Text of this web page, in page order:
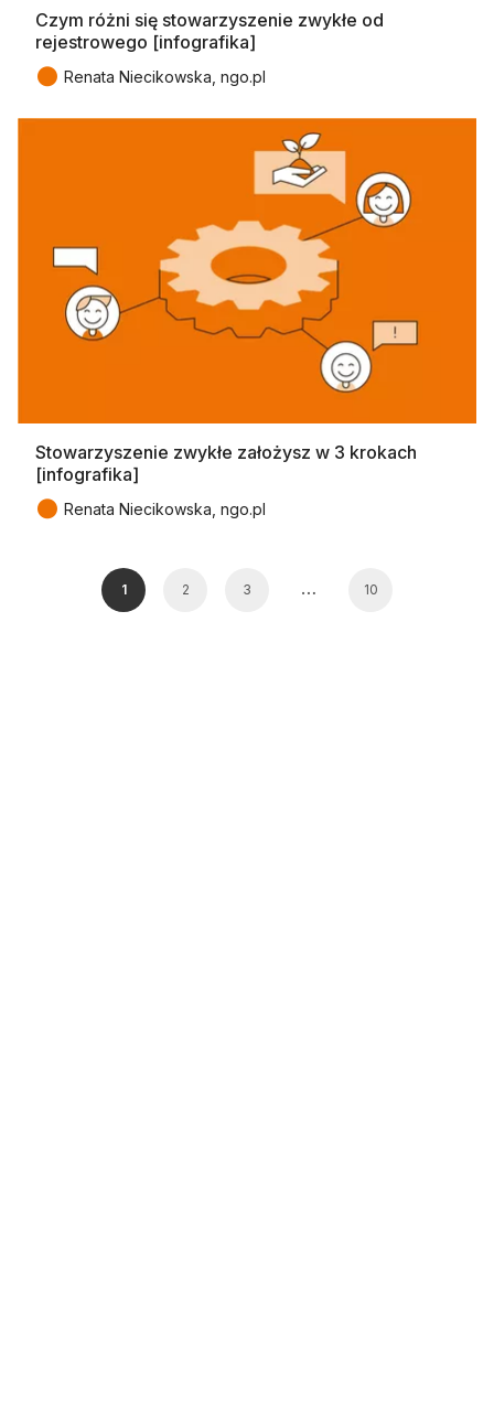
Czym różni się stowarzyszenie zwykłe od
rejestrowego [infografika]
● Renata Niecikowska, ngo.pl
Stowarzyszenie zwykłe założysz w 3 krokach
[infografika]
● Renata Niecikowska, ngo.pl
1 2 3 … 10